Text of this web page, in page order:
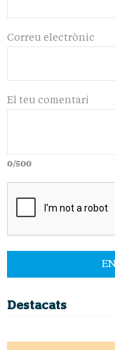
Correu electrònic
El teu comentari
0/500
Destacats